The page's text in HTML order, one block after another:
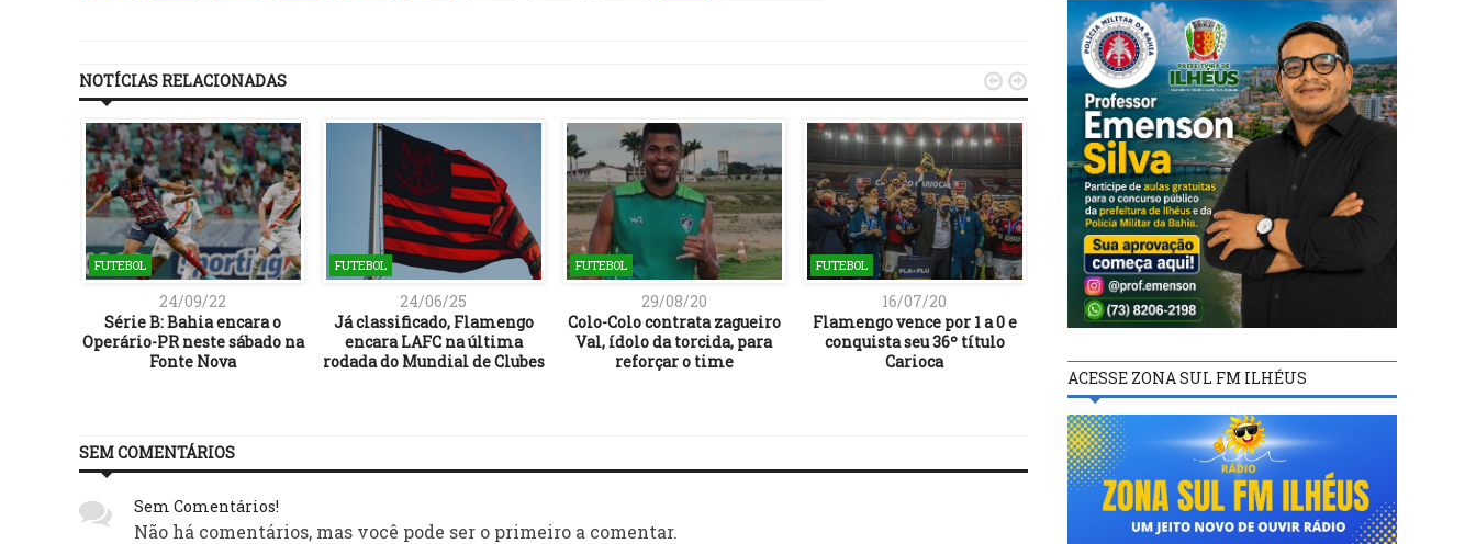
NOTÍCIAS RELACIONADAS
FUTEBOL
24/09/22
Série B: Bahia encara o
Operário-PR neste sábado na
Fonte Nova
FUTEBOL
24/06/25
Já classificado, Flamengo
encara LAFC na última
rodada do Mundial de Clubes
FUTEBOL
29/08/20
Colo-Colo contrata zagueiro
Val, ídolo da torcida, para
reforçar o time
FUTEBOL
16/07/20
Flamengo vence por 1 a 0 e
conquista seu 36º título
Carioca
FUTEBOL
24/01/23
Após Bahia, Fluminense de
próximo clube baiano a criar
uma SAF
FUTEBOL
BRASILEIRA
 
SEM COMENTÁRIOS
Sem Comentários!
Não há comentários, mas você pode ser o primeiro a comentar.
ACESSE ZONA SUL FM ILHÉUS